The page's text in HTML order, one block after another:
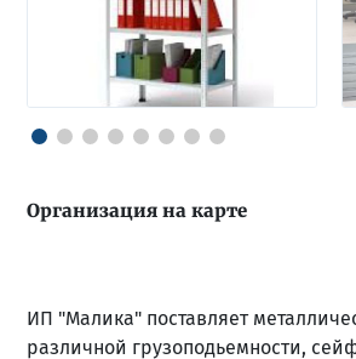
Организация на карте
ИП "Малика" поставляет
различной грузоподьемности,